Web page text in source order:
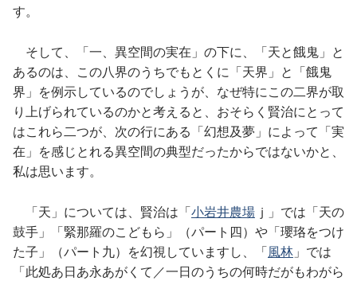
す。
そして、「一、異空間の実在」の下に、「天と餓鬼」と
あるのは、この八界のうちでもとくに「天界」と「餓鬼
界」を例示しているのでしょうが、なぜ特にこの二界が取
り上げられているのかと考えると、おそらく賢治にとって
はこれら二つが、次の行にある「幻想及夢」によって「実
在」を感じとれる異空間の典型だったからではないかと、
私は思います。
「天」については、賢治は「 小岩井農場 ｊ」では「天の
鼓手」「緊那羅のこどもら」（パート四）や「瓔珞をつけ
た子」（パート九）を幻視していますし、「 風林 」では
「此処あ日あ永あがくて／一日のうちの何時だがもわがら